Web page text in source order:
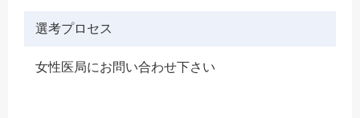
選考プロセス
女性医局にお問い合わせ下さい